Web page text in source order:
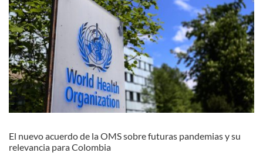
El nuevo acuerdo de la OMS sobre futuras pandemias y su
relevancia para Colombia